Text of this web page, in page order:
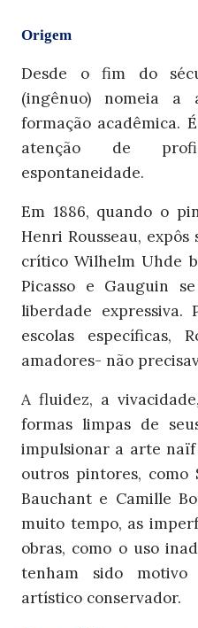
Origem
Desde o fim do
(ingênuo) nomeia
formação acadêmica.
atenção de
espontaneidade.
Em 1886, quando o
Henri Rousseau, expôs
crítico Wilhelm Uhde
Picasso e Gauguin
liberdade
escolas específicas,
amadores- não
A fluidez, a
formas limpas de
impulsionar a arte naïf
outros pintores, como
Bauchant e Camille
muito tempo, as
obras, como o uso
tenham sido
artístico conservador.